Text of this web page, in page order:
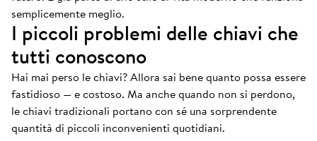
semplicemente meglio.
I piccoli problemi delle chiavi che
tutti conoscono
Hai mai perso le chiavi? Allora sai bene quanto possa essere
fastidioso — e costoso. Ma anche quando non si perdono,
le chiavi tradizionali portano con sé una sorprendente
quantità di piccoli inconvenienti quotidiani.
Sempre sul fondo.
È lì che sono le chiavi. Sempre. Davvero sempre.